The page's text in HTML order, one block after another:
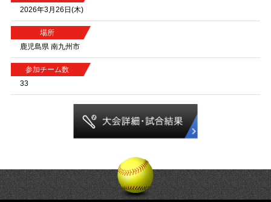
2026年3月26日(木)
場所
鹿児島県 南九州市
参加チーム数
33